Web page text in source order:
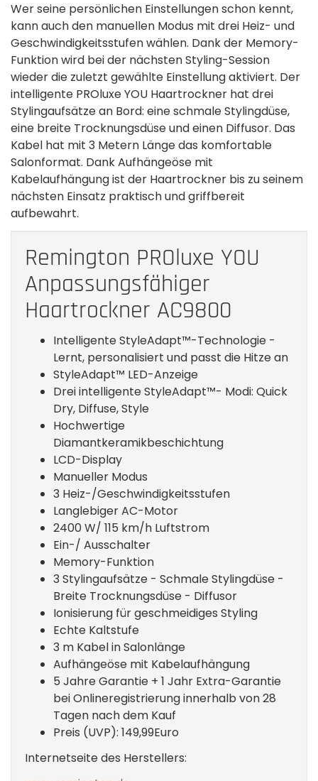
Wer seine persönlichen Einstellungen schon kennt,
kann auch den manuellen Modus mit drei Heiz- und
Geschwindigkeitsstufen wählen. Dank der Memory-
Funktion wird bei der nächsten Styling-Session
wieder die zuletzt gewählte Einstellung aktiviert. Der
intelligente PROluxe YOU Haartrockner hat drei
Stylingaufsätze an Bord: eine schmale Stylingdüse,
eine breite Trocknungsdüse und einen Diffusor. Das
Kabel hat mit 3 Metern Länge das komfortable
Salonformat. Dank Aufhängeöse mit
Kabelaufhängung ist der Haartrockner bis zu seinem
nächsten Einsatz praktisch und griffbereit
aufbewahrt.
Remington PROluxe YOU
Anpassungsfähiger
Haartrockner AC9800
Intelligente StyleAdapt™-Technologie -
Lernt, personalisiert und passt die Hitze an
StyleAdapt™ LED-Anzeige
Drei intelligente StyleAdapt™- Modi: Quick
Dry, Diffuse, Style
Hochwertige
Diamantkeramikbeschichtung
LCD-Display
Manueller Modus
3 Heiz-/Geschwindigkeitsstufen
Langlebiger AC-Motor
2400 W/ 115 km/h Luftstrom
Ein-/ Ausschalter
Memory-Funktion
3 Stylingaufsätze - Schmale Stylingdüse -
Breite Trocknungsdüse - Diffusor
Ionisierung für geschmeidiges Styling
Echte Kaltstufe
3 m Kabel in Salonlänge
Aufhängeöse mit Kabelaufhängung
5 Jahre Garantie + 1 Jahr Extra-Garantie
bei Onlineregistrierung innerhalb von 28
Tagen nach dem Kauf
Preis (UVP): 149,99Euro
Internetseite des Herstellers: